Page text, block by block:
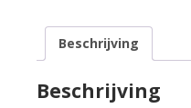
Cahiers
aantal
Beschrijving
Beschrijving